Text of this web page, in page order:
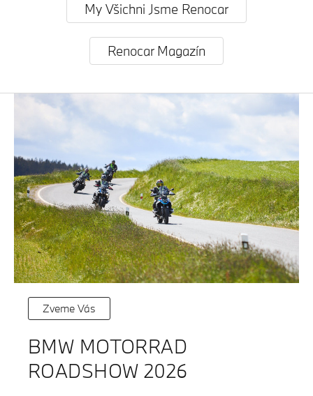
My Všichni Jsme Renocar
Renocar Magazín
Zveme Vás
BMW MOTORRAD
ROADSHOW 2026